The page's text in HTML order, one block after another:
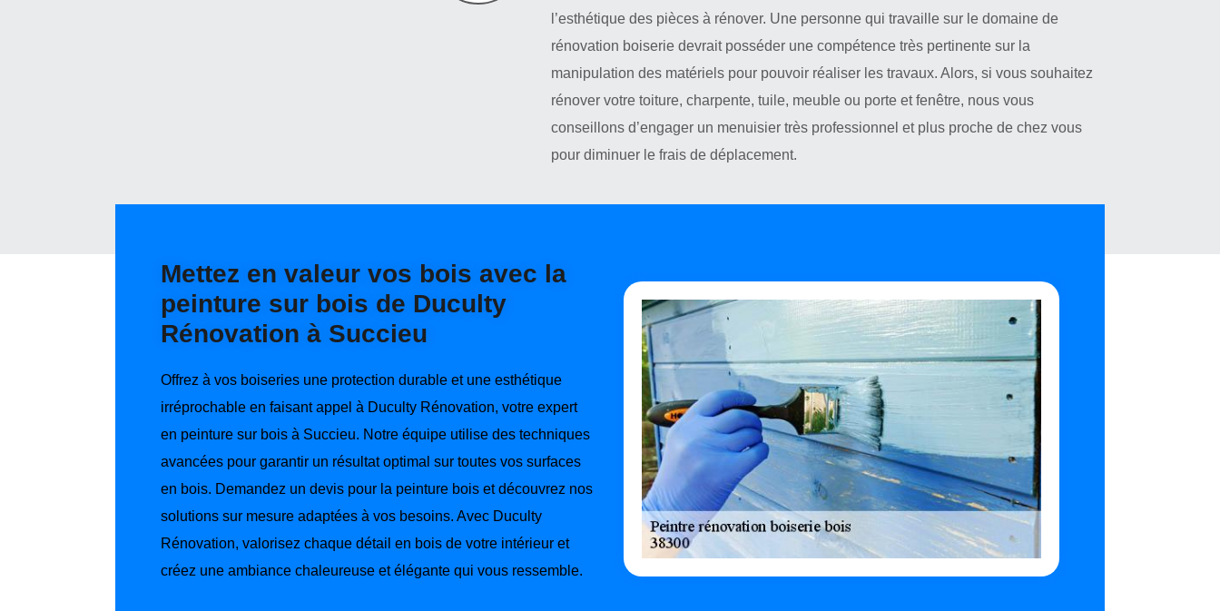
l’esthétique des pièces à rénover. Une personne qui travaille sur le domaine de
rénovation boiserie devrait posséder une compétence très pertinente sur la
manipulation des matériels pour pouvoir réaliser les travaux. Alors, si vous souhaitez
rénover votre toiture, charpente, tuile, meuble ou porte et fenêtre, nous vous
conseillons d’engager un menuisier très professionnel et plus proche de chez vous
pour diminuer le frais de déplacement.
Mettez en valeur vos bois avec la
peinture sur bois de Duculty
Rénovation à Succieu
Offrez à vos boiseries une protection durable et une esthétique
irréprochable en faisant appel à Duculty Rénovation, votre expert
en peinture sur bois à Succieu. Notre équipe utilise des techniques
avancées pour garantir un résultat optimal sur toutes vos surfaces
en bois. Demandez un devis pour la peinture bois et découvrez nos
solutions sur mesure adaptées à vos besoins. Avec Duculty
Rénovation, valorisez chaque détail en bois de votre intérieur et
créez une ambiance chaleureuse et élégante qui vous ressemble.